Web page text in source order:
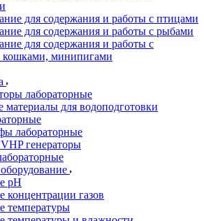
для содержания и работы с птицами
для содержания и работы с рыбами
для содержания и работы с
кошками, минипигами
лабораторные
материалы для водоподготовки
лабораторные
генераторы
pH
концентрации газов
температуры